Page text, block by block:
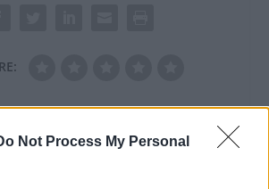
Not Process My Personal